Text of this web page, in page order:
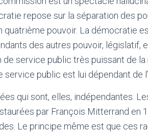
repose sur la séparation des
quatrième pouvoir. La démocratie
des autres pouvoir, législatif,
de service public très puissant de
service public est lui dépendant de
qui sont, elles, indépendantes.
par François Mitterrand en
Le principe même est que ces